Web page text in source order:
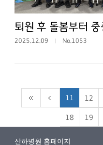
2025.12.09 No.1053
11 12
18 19